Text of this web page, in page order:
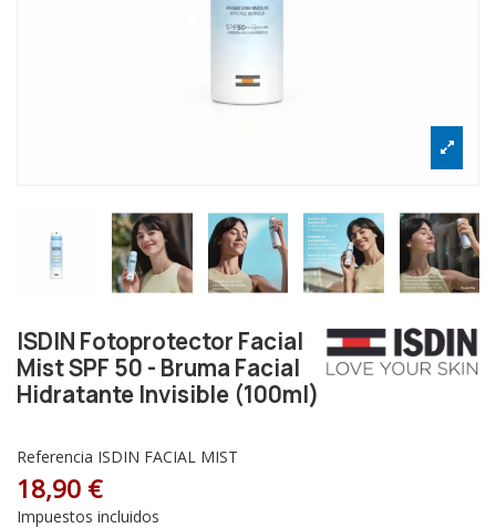
ISDIN Fotoprotector Facial
Mist SPF 50 - Bruma Facial
Hidratante Invisible (100ml)
Referencia ISDIN FACIAL MIST
18,90 €
Impuestos incluidos